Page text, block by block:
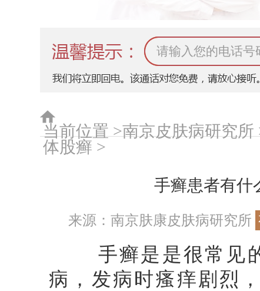
当前位置 >南京皮肤病研究所
体股癣 >
手癣患者有什
来源：南京肤康皮肤病研究所
手癣是是很常见的
病，发病时瘙痒剧烈